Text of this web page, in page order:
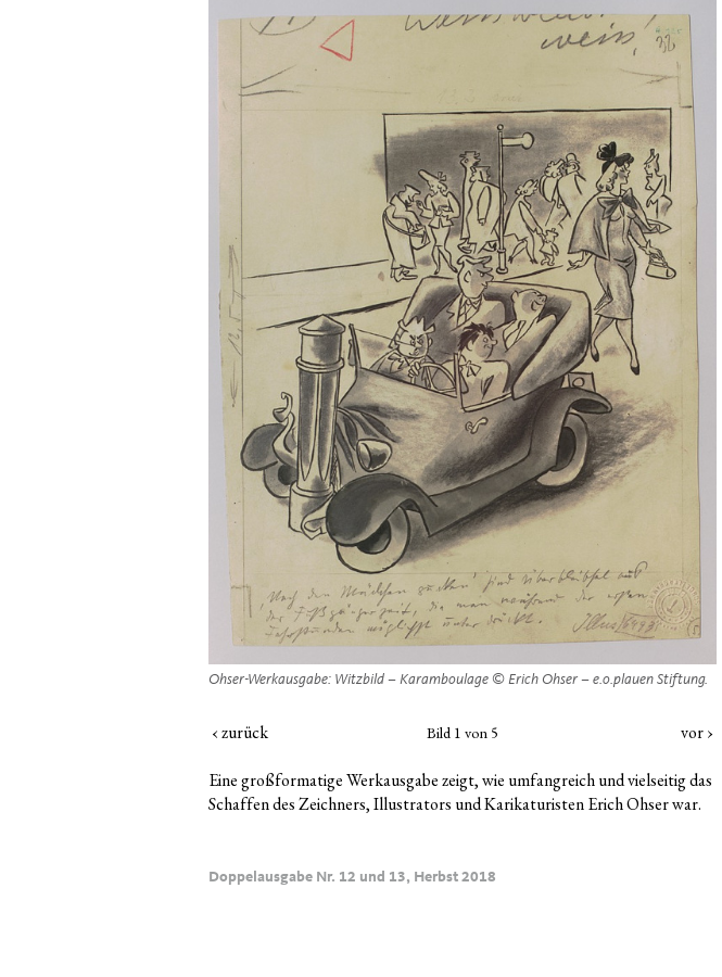
Ohser-Werk­aus­ga­be: Witz­bild – Karam­bou­la­ge © Erich Ohser – e.o.plauen Stiftung.
‹ zurück Bild 1 von 5 vor ›
Eine groß­for­ma­ti­ge Werk­aus­ga­be zeigt, wie umfang­reich und viel­sei­tig das
Schaf­fen des Zeich­ners, Illus­tra­tors und Kari­ka­tu­ris­ten Erich Ohser war.
Doppelausgabe Nr. 12 und 13, Herbst 2018